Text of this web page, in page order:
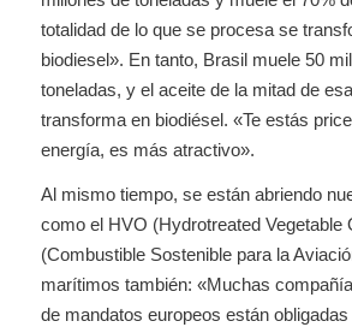
totalidad de lo que se procesa se
biodiesel». En tanto, Brasil muele 50
toneladas, y el aceite de la mitad de
transforma en biodiésel. «Te estás
energía, es más atractivo».
Al mismo tiempo, se están abriendo
como el HVO (Hydrotreated Vegetable
(Combustible Sostenible para la
marítimos también: «Muchas
de mandatos europeos están